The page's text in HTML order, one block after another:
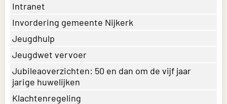
Intranet
Invordering gemeente Nijkerk
Jeugdhulp
Jeugdwet vervoer
Jubileaoverzichten: 50 en dan om de vijf jaar
jarige huwelijken
Klachtenregeling